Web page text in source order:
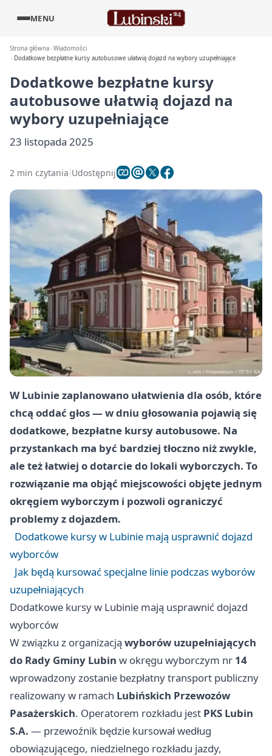
MENU
Strona główna Wiadomości
Dodatkowe bezpłatne kursy autobusowe ułatwią dojazd na wybory uzupełniające
Dodatkowe bezpłatne kursy
autobusowe ułatwią dojazd na
wybory uzupełniające
23 listopada 2025
2 min czytania Udostępnij
W Lubinie zaplanowano ułatwienia dla osób, które
chcą oddać głos — w dniu głosowania pojawią się
dodatkowe, bezpłatne kursy autobusowe. Na
przystankach ma być bardziej tłoczno niż zwykle,
ale też łatwiej o dotarcie do lokali wyborczych. To
rozwiązanie ma objąć miejscowości objęte jednym
okręgiem wyborczym i pozwoli ograniczyć
problemy z dojazdem.
Dodatkowe kursy w Lubinie mają usprawnić dojazd
wyborców
Jak będą kursować specjalne linie podczas wyborów
uzupełniających
Dodatkowe kursy w Lubinie mają usprawnić dojazd
wyborców
W związku z organizacją wyborów uzupełniających
do Rady Gminy Lubin w okręgu wyborczym nr 14
wprowadzony zostanie bezpłatny transport publiczny
realizowany w ramach Lubińskich Przewozów
Pasażerskich. Operatorem rozkładu jest PKS Lubin
S.A. — przewoźnik będzie kursował według
obowiązującego, niedzielnego rozkładu jazdy,